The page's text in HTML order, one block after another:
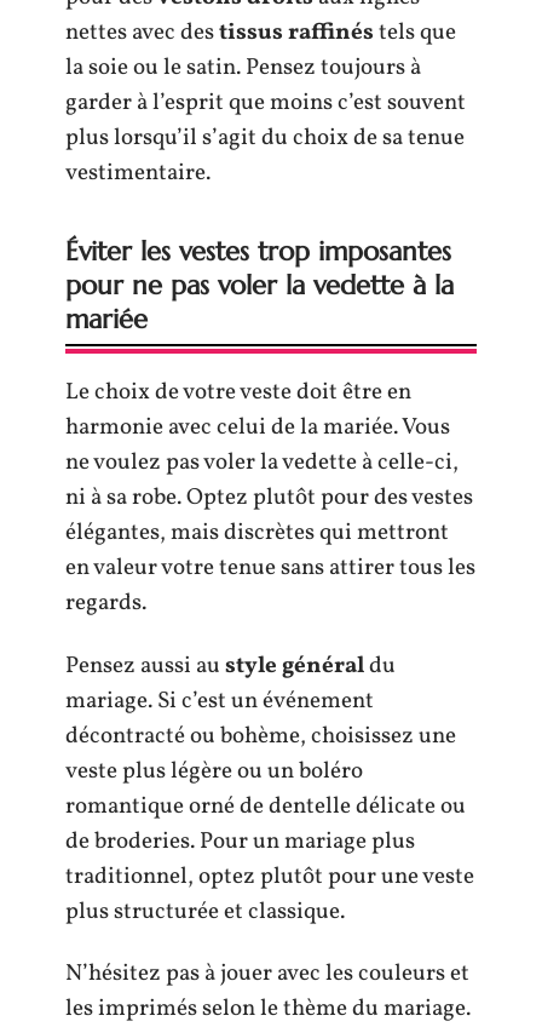
nettes avec destissus raffinéstels que
la soie ou le satin. Pensez toujours à
garder à l’esprit que moins c’est souvent
plus lorsqu’il s’agit du choix de sa tenue
vestimentaire.
Éviter les vestes trop imposantes
pour ne pas voler la vedette à la
mariée
Le choix de votre veste doit être en
harmonie avec celui de la mariée. Vous
ne voulez pas voler la vedette à celle-ci,
ni à sa robe. Optez plutôt pour des vestes
élégantes, mais discrètes qui mettront
en valeur votre tenue sans attirer tous les
regards.
Pensez aussi austyle généraldu
mariage. Si c’est un événement
décontracté ou bohème, choisissez une
veste plus légère ou un boléro
romantique orné de dentelle délicate ou
de broderies. Pour un mariage plus
traditionnel, optez plutôt pour une veste
plus structurée et classique.
N’hésitez pas à jouer avec les couleurs et
les imprimés selon le thème du mariage.